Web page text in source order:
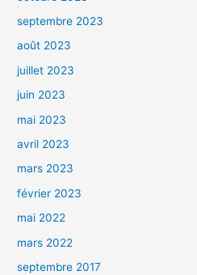
septembre 2023
août 2023
juillet 2023
juin 2023
mai 2023
avril 2023
mars 2023
février 2023
mai 2022
mars 2022
septembre 2017